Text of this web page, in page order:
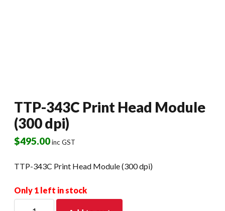
TTP-343C Print Head Module
(300 dpi)
$495.00inc GST
TTP-343C Print Head Module (300 dpi)
Only 1 left in stock